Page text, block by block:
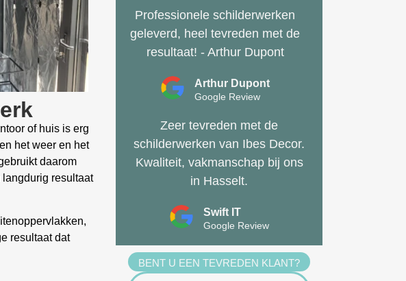
of huis is erg
het weer en het
daarom
resultaat
resultaat dat
Professionele schilderwerken
geleverd, heel tevreden met de
resultaat! - Arthur Dupont
Arthur Dupont
Google Review
Zeer tevreden met de
schilderwerken van Ibes Decor.
Kwaliteit, vakmanschap bij ons
in Hasselt.
Swift IT
Google Review
BENT U EEN TEVREDEN KLANT?